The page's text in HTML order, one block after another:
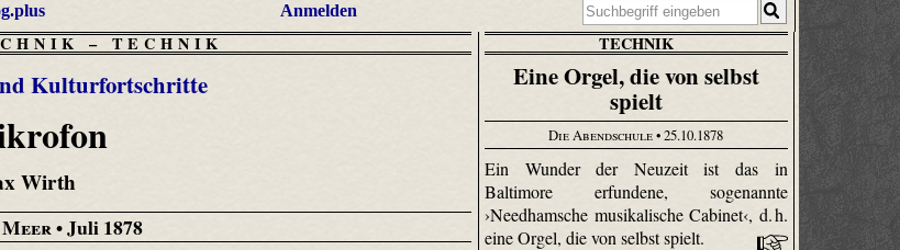
Anmelden
–TECHNIK
Kulturfortschritte
Wirth
• Juli 1878
TECHNIK
Eine Orgel, die von selbst
spielt
Die Abendschule• 25.10.1878
Ein Wunder der Neuzeit ist das in
Baltimore erfundene, sogenannte
›Needhamsche musikalische Cabinet‹, d. h.
eine Orgel, die von selbst spielt.